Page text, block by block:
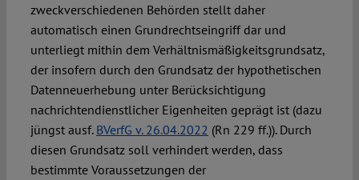
zweckverschiedenen Behörden stellt daher
automatisch einen Grundrechtseingriff dar und
unterliegt mithin dem Verhältnismäßigkeitsgrundsatz,
der insofern durch den Grundsatz der hypothetischen
Datenneuerhebung unter Berücksichtigung
nachrichtendienstlicher Eigenheiten geprägt ist (dazu
jüngst ausf. BVerfG v. 26.04.2022 (Rn 229 ff.)). Durch
diesen Grundsatz soll verhindert werden, dass
bestimmte Voraussetzungen der